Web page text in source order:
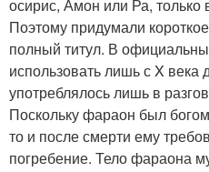
осирис, Амон или Ра, только
Поэтому придумали
полный титул. В
использовать лишь с X века
употреблялось лишь в
Поскольку фараон был
то и после смерти ему
погребение. Тело фараона